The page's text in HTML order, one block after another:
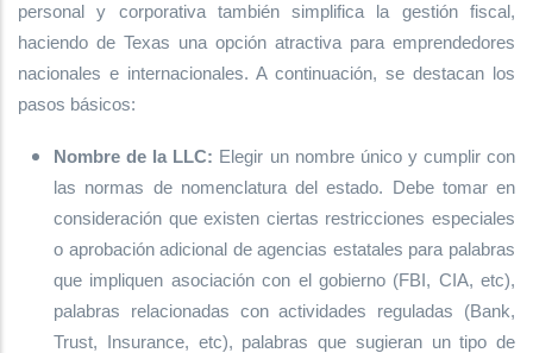
personal y corporativa también simplifica la gestión fiscal,
haciendo de Texas una opción atractiva para emprendedores
nacionales e internacionales. A continuación, se destacan los
pasos básicos:
Nombre de la LLC: Elegir un nombre único y cumplir con
las normas de nomenclatura del estado. Debe tomar en
consideración que existen ciertas restricciones especiales
o aprobación adicional de agencias estatales para palabras
que impliquen asociación con el gobierno (FBI, CIA, etc),
palabras relacionadas con actividades reguladas (Bank,
Trust, Insurance, etc), palabras que sugieran un tipo de